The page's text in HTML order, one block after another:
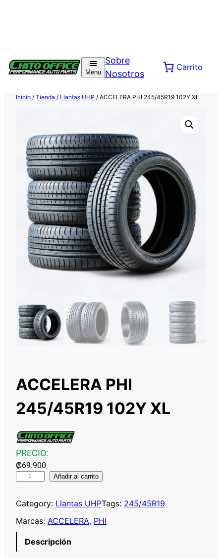
contenido
Menu
Sobre
Nosotros
Carrito
Inicio / Tienda / Llantas UHP / ACCELERA PHI 245/45R19 102Y XL
ACCELERA PHI
245/45R19 102Y XL
PRECIO:
₡69.900
C
L
Añadir al carrito
Category: Llantas UHPTags: 245/45R19
Marcas: ACCELERA, PHI
Descripción